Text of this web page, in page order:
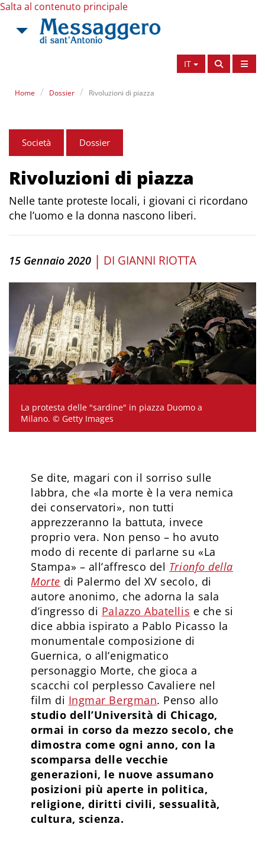
Salta al contenuto principale
IT
Home Dossier Rivoluzioni di piazza
Società Dossier
Rivoluzioni di piazza
Nelle tante proteste locali, i giovani ci ricordano
che l’uomo e la donna nascono liberi.
15 Gennaio 2020 | DI GIANNI RIOTTA
La protesta delle "sardine" in piazza Duomo a
Milano. © Getty Images
Se dite, magari con il sorriso sulle
labbra, che «la morte è la vera nemica
dei conservatori», non tutti
apprezzeranno la battuta, invece
proprio vera. Non penso – ho avuto
modo di recente di parlarne su «La
Stampa» – all’affresco del Trionfo della
Morte di Palermo del XV secolo, di
autore anonimo, che adorna la sala
d’ingresso di Palazzo Abatellis e che si
dice abbia ispirato a Pablo Picasso la
monumentale composizione di
Guernica, o all’enigmatico
personaggio Morte, che gioca a
scacchi col perplesso Cavaliere nel
film di Ingmar Bergman. Penso allo
studio dell’Università di Chicago,
ormai in corso da mezzo secolo, che
dimostra come ogni anno, con la
scomparsa delle vecchie
generazioni, le nuove assumano
posizioni più aperte in politica,
religione, diritti civili, sessualità,
cultura, scienza.